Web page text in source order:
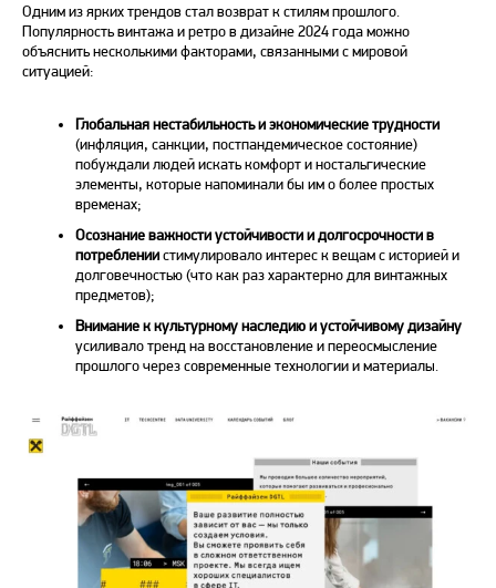
Одним из ярких трендов стал возврат к стилям прошлого.
Популярность винтажа и ретров дизайне 2024года можно
объяснить несколькими факторами, связанными с мировой
ситуацией:
Глобальная нестабильность и экономические трудности
(инфляция, санкции, постпандемическое состояние)
побуждали людей искать комфорт и ностальгические
элементы, которые напоминали бы им о более простых
временах;
Осознание важности устойчивости и долгосрочности в
потреблениистимулировало интерес к вещам с историей и
долговечностью (что как раз характерно для винтажных
предметов);
Внимание к культурному наследию и устойчивому дизайну
усиливалотренд на восстановление и переосмысление
прошлого через современные технологии и материалы.